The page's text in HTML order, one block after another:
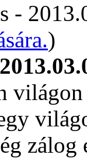
-
)
zálog